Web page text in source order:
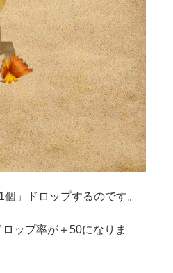
」ドロップするのです。
ップ率が＋50になりま